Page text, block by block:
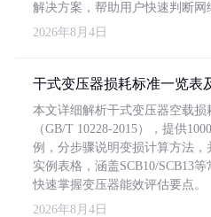
解决方案，帮助用户快速判断网
2026年8月4日
干式变压器损耗标准一览表
本文详细解析干式变压器空载
（GB/T 10228-2015），提供
例，分步骤说明变损计算方法
实例表格，涵盖SCB10/SCB13
快速掌握变压器能效评估要点。
2026年8月4日